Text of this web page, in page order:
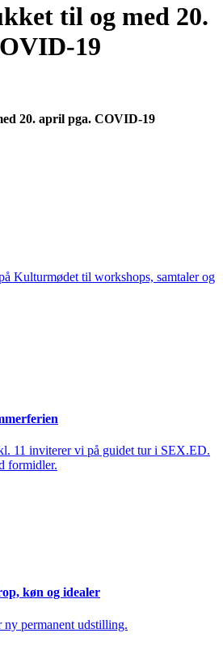
til og med 20.
19
20. april pga. COVID-19
Kulturmødet til workshops, samtaler og
11 inviterer vi på guidet tur i SEX.ED.
formidler.
køn og idealer
permanent udstilling.